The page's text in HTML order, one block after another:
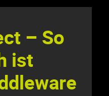
– So
ist